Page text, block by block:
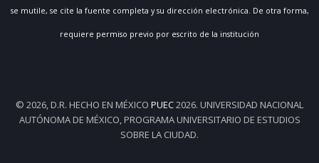
se mutile, se cite la fuente completa y su dirección electrónica. De otra forma,
requiere permiso previo por escrito de la institución
© 2026, D.R. HECHO EN MÉXICO PUEC2026. UNIVERSIDAD NACIONAL
AUTÓNOMA DE MÉXICO, PROGRAMA UNIVERSITARIO DE ESTUDIOS
SOBRE LA CIUDAD.